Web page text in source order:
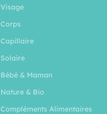
Visage
Corps
Capillaire
Solaire
Bébé & Maman
Nature & Bio
Compléments Alimentaires